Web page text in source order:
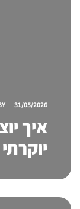
31/05/2026
איך
ביתן